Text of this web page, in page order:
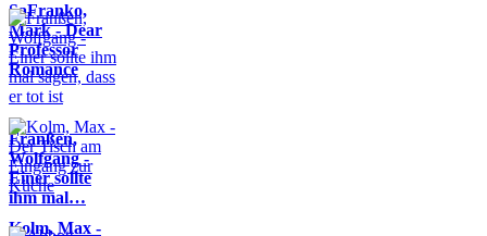
SaFranko,
Mark - Dear
Professor
Romance
Franßen,
Wolfgang -
Einer sollte
ihm mal…
Kolm, Max -